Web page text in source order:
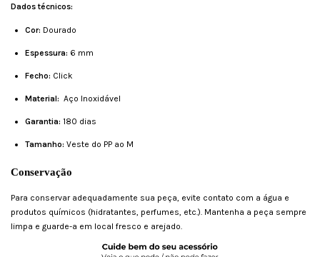
Dados técnicos:
Cor: Dourado
Espessura: 6 mm
Fecho: Click
Material: Aço Inoxidável
Garantia: 180 dias
Tamanho: Veste do PP ao M
Conservação
Para conservar adequadamente sua peça, evite contato com a água e
produtos químicos (hidratantes, perfumes, etc.). Mantenha a peça sempre
limpa e guarde-a em local fresco e arejado.